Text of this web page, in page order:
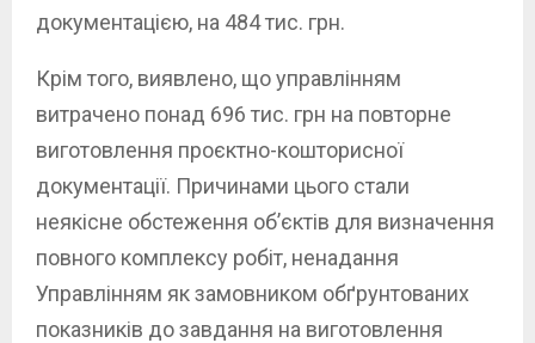
документацією, на 484 тис. грн.
Крім того, виявлено, що управлінням
витрачено понад 696 тис. грн на повторне
виготовлення проєктно-кошторисної
документації. Причинами цього стали
неякісне обстеження об’єктів для визначення
повного комплексу робіт, ненадання
Управлінням як замовником обґрунтованих
показників до завдання на виготовлення